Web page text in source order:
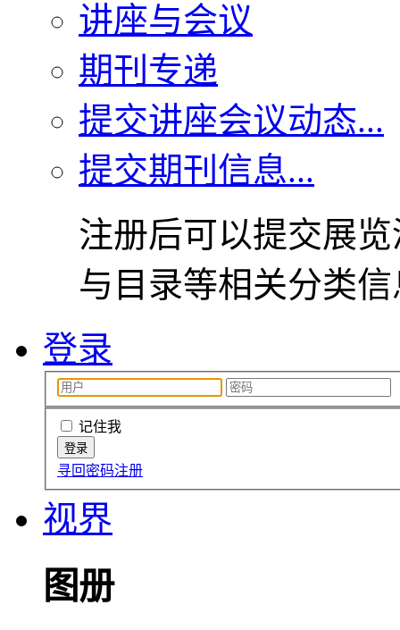
讲座与会议
期刊专递
提交讲座会议动态...
提交期刊信息...
注册后可以提交展
与目录等相关分类
登录
记住我
寻回密码注册
视界
图册